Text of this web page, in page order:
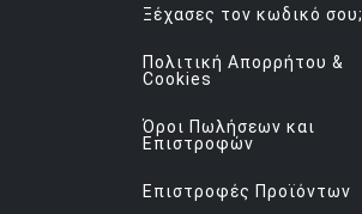
Ξέχασες τον κωδικό σου;
Πολιτική Απορρήτου &
Cookies
Όροι Πωλήσεων και
Επιστροφών
Επιστροφές Προϊόντων